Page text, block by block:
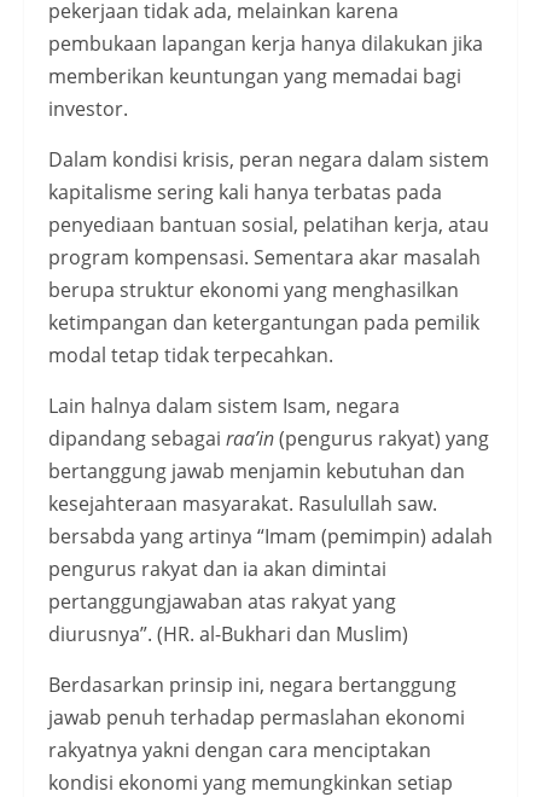
pekerjaan tidak ada, melainkan karena
pembukaan lapangan kerja hanya dilakukan jika
memberikan keuntungan yang memadai bagi
investor.
Dalam kondisi krisis, peran negara dalam sistem
kapitalisme sering kali hanya terbatas pada
penyediaan bantuan sosial, pelatihan kerja, atau
program kompensasi. Sementara akar masalah
berupa struktur ekonomi yang menghasilkan
ketimpangan dan ketergantungan pada pemilik
modal tetap tidak terpecahkan.
Lain halnya dalam sistem Isam, negara
dipandang sebagai raa’in(pengurus rakyat) yang
bertanggung jawab menjamin kebutuhan dan
kesejahteraan masyarakat. Rasulullah saw.
bersabda yang artinya “Imam (pemimpin) adalah
pengurus rakyat dan ia akan dimintai
pertanggungjawaban atas rakyat yang
diurusnya”. (HR. al-Bukhari dan Muslim)
Berdasarkan prinsip ini, negara bertanggung
jawab penuh terhadap permaslahan ekonomi
rakyatnya yakni dengan cara menciptakan
kondisi ekonomi yang memungkinkan setiap